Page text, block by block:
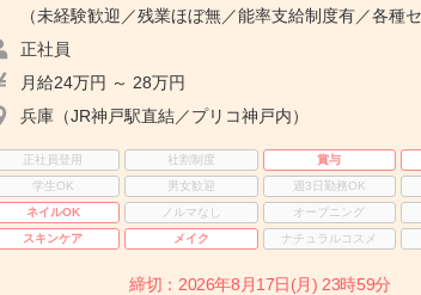
（未経験歓迎／残業ほぼ無／能率支給制度有／各種
正社員
月給24万円 ～ 28万円
兵庫（JR神戸駅直結／プリコ神戸内）
正社員登用 社割制度 賞与
学生OK
男女歓迎 週3日勤務OK
ネイルOK
ノルマなし オープニング
スキンケア
メイク ナチュラルコスメ
締切：2026年8月17日(月) 23時59分